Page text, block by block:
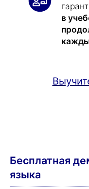
в
Бесплатная
языка